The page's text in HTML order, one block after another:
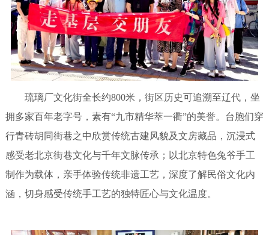
琉璃厂文化街全长约800米，街区历史可追溯至辽代，坐
拥多家百年老字号，素有“九市精华萃一衢”的美誉。台胞们穿
行青砖胡同街巷之中欣赏传统古建风貌及文房藏品，沉浸式
感受老北京街巷文化与千年文脉传承；以北京特色兔爷手工
制作为载体，亲手体验传统非遗工艺，深度了解民俗文化内
涵，切身感受传统手工艺的独特匠心与文化温度。